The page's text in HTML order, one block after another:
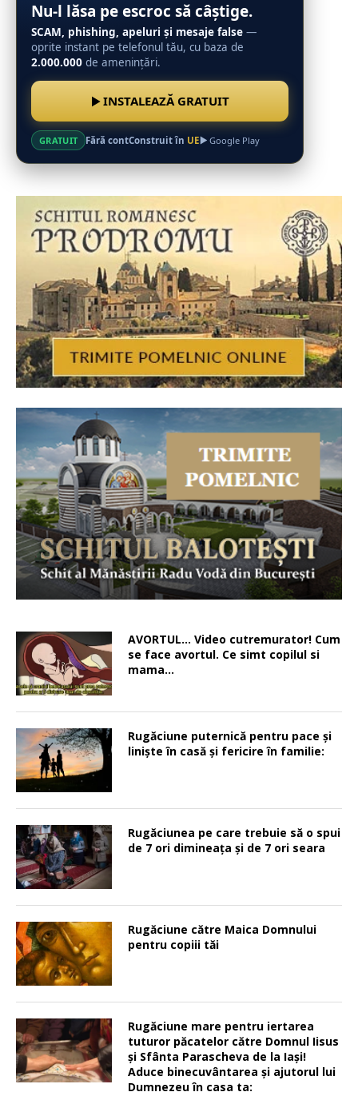
Nu-l lăsa pe escroc să câștige.
SCAM, phishing, apeluri și mesaje false —
oprite instant pe telefonul tău, cu baza de
2.000.000 de amenințări.
INSTALEAZĂ GRATUIT
GRATUIT Fără contConstruit în UE Google Play
AVORTUL… Video cutremurator! Cum
se face avortul. Ce simt copilul si
mama…
Rugăciune puternică pentru pace şi
linişte în casă şi fericire în familie:
Rugăciunea pe care trebuie să o spui
de 7 ori dimineața și de 7 ori seara
Rugăciune către Maica Domnului
pentru copiii tăi
Rugăciune mare pentru iertarea
tuturor păcatelor către Domnul Iisus
şi Sfânta Parascheva de la Iaşi!
Aduce binecuvântarea şi ajutorul lui
Dumnezeu în casa ta: